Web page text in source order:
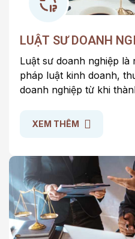
LUẬT SƯ DOANH
Luật sư doanh nghiệp
pháp luật kinh doanh,
doanh nghiệp từ khi
định pháp luật, hạn chế
XEM THÊM